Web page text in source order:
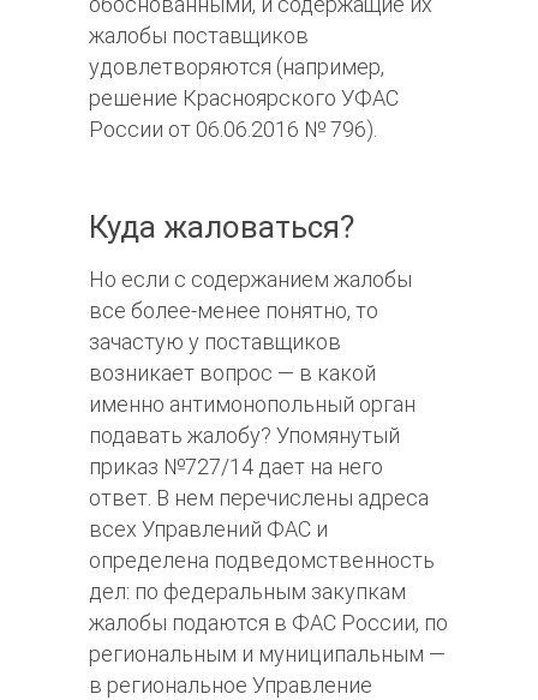
жалобы поставщиков
удовлетворяются (например,
решение Красноярского УФАС
России от 06.06.2016 № 796).
Куда жаловаться?
Но если с содержанием жалобы
все более-менее понятно, то
зачастую у поставщиков
возникает вопрос — в какой
именно антимонопольный орган
подавать жалобу? Упомянутый
приказ №727/14 дает на него
ответ. В нем перечислены адреса
всех Управлений ФАС и
определена подведомственность
дел: по федеральным закупкам
жалобы подаются в ФАС России, по
региональным и муниципальным —
в региональное Управление